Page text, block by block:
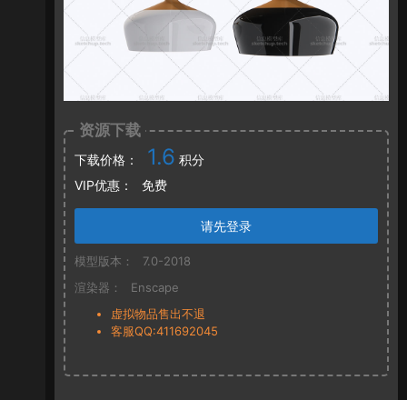
资源下载
下载价格： 1.6 积分
VIP优惠：
免费
请先登录
模型版本：
7.0-2018
渲染器：
Enscape
虚拟物品售出不退
客服QQ:411692045